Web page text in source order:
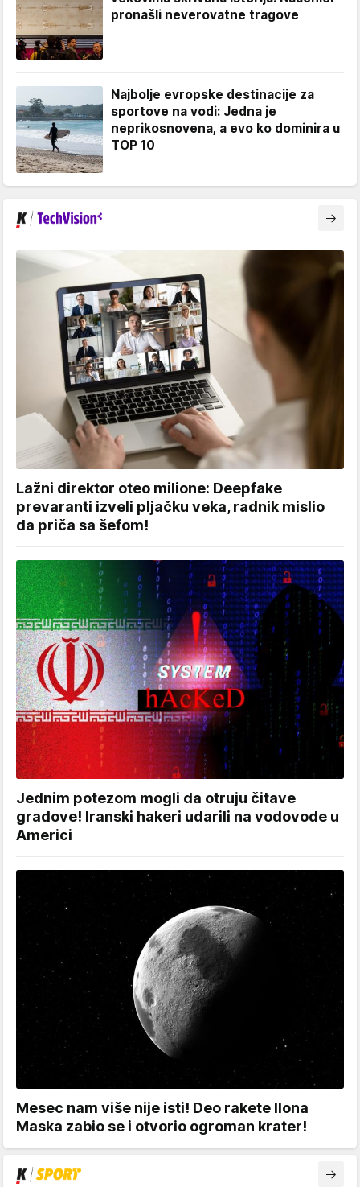
pronašli neverovatne tragove
Najbolje evropske destinacije za
sportove na vodi: Jedna je
neprikosnovena, a evo ko dominira u
TOP 10
Lažni direktor oteo milione: Deepfake
prevaranti izveli pljačku veka, radnik mislio
da priča sa šefom!
Jednim potezom mogli da otruju čitave
gradove! Iranski hakeri udarili na vodovode u
Americi
Mesec nam više nije isti! Deo rakete Ilona
Maska zabio se i otvorio ogroman krater!